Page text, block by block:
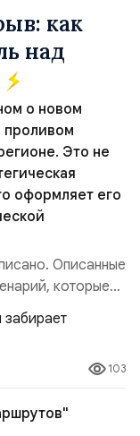
как
над
о новом
проливом
Это не
оформляет его
Описанные
которые
ключевые
1. Новые
Иран и Оман
началах —
за
103